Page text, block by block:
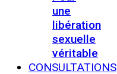
une
libération
sexuelle
véritable
CONSULTATIONS